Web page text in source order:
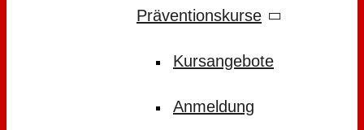
Präventionskurse
Kursangebote
Anmeldung